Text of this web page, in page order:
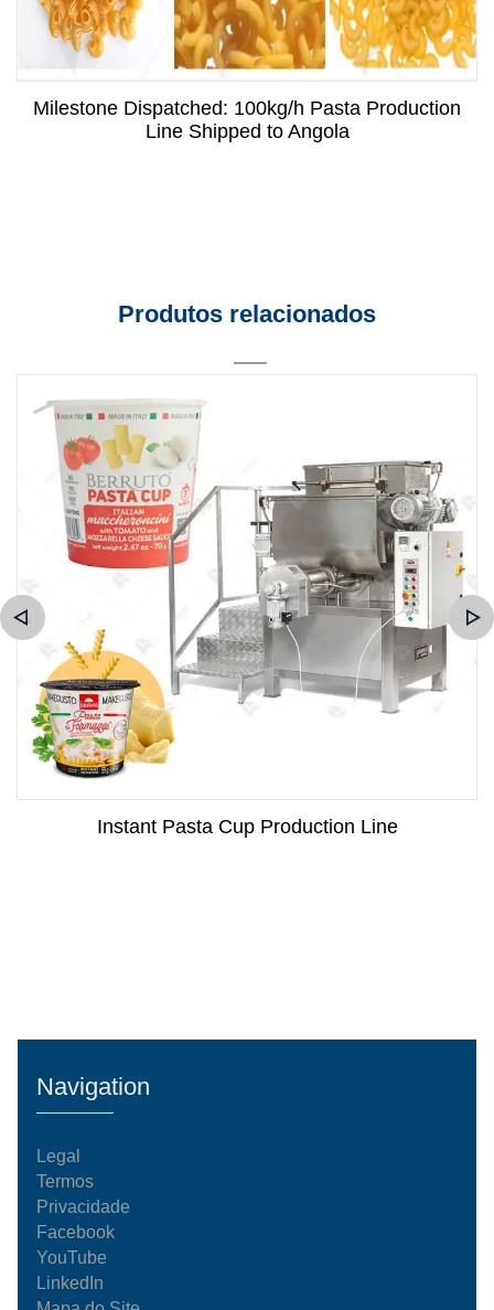
Milestone Dispatched: 100kg/h Pasta Production
Line Shipped to Angola
Produtos relacionados
Instant Pasta Cup Production Line
Navigation
Legal
Termos
Privacidade
Facebook
YouTube
LinkedIn